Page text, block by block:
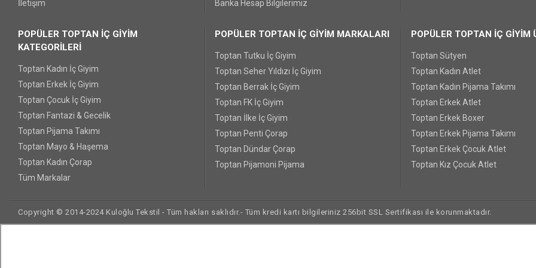
İletişim
Banka Hesap Bilgilerimiz
POPÜLER TOPTAN İÇ GİYİM
KATEGORİLERİ
Toptan Kadın İç Giyim
Toptan Erkek İç Giyim
Toptan Çocuk İç Giyim
Toptan Fantazi & Gecelik
Toptan Pijama Takımı
Toptan Mayo & Haşema
Toptan Kadın Çorap
Tüm Markalar
POPÜLER TOPTAN İÇ GİYİM MARKALARI
Toptan Tutku İç Giyim
Toptan Seher Yıldızı İç Giyim
Toptan Berrak İç Giyim
Toptan FK İç Giyim
Toptan İlke İç Giyim
Toptan Penti Çorap
Toptan Dündar Çorap
Toptan Pijamoni Pijama
POPÜLER TOPTAN İÇ GİYİM
Toptan Sütyen
Toptan Kadın Atlet
Toptan Kadın Pijama Takımı
Toptan Erkek Atlet
Toptan Erkek Boxer
Toptan Erkek Pijama Takımı
Toptan Erkek Çocuk Atlet
Toptan Kız Çocuk Atlet
Copyright © 2014-2024 Kuloğlu Tekstil - Tüm hakları saklıdır.- Tüm kredi kartı bilgileriniz 256bit SSL Sertifikası ile korunmaktadır.